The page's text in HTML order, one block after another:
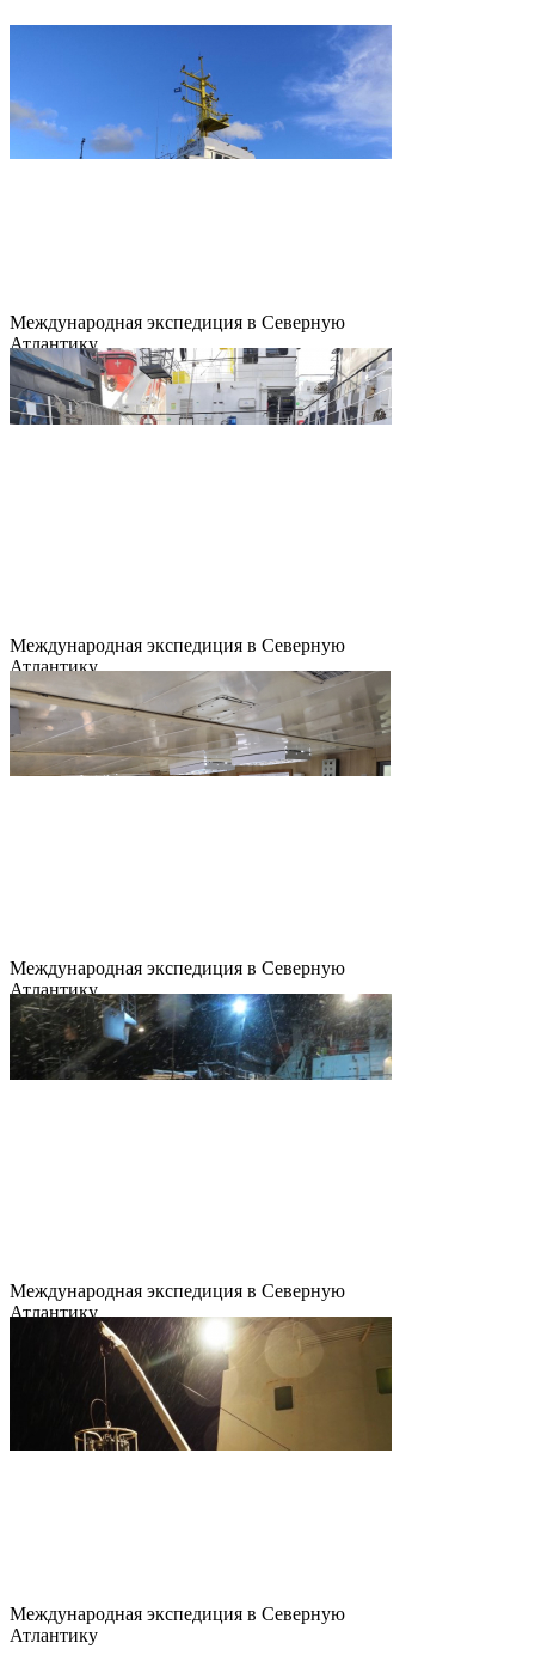
Международная экспедиция в Северную
Атлантику
Международная экспедиция в Северную
Атлантику
Международная экспедиция в Северную
Атлантику
Международная экспедиция в Северную
Атлантику
Международная экспедиция в Северную
Атлантику